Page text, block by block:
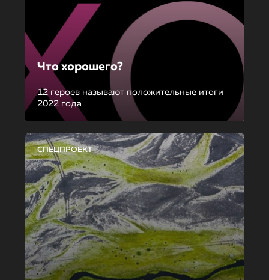
Что хорошего?
12 героев называют положительные итоги
2022 года
СПЕЦПРОЕКТ